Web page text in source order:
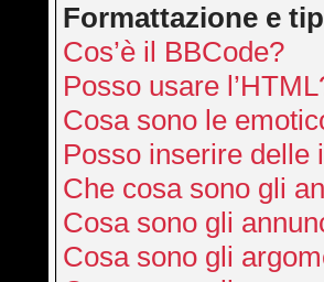
Formattazione e
Cos’è il BBCode?
Posso usare
Cosa sono le
Posso inserire delle
Che cosa sono gli
Cosa sono gli
Cosa sono gli